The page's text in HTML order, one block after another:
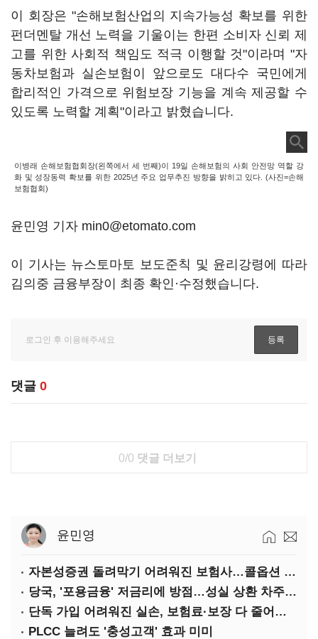
이 회장은 "손해보험산업의 지속가능성 확보를 위한
펀더멘탈 개선 노력을 기울이는 한편 소비자 신뢰 제
고를 위한 사회적 책임도 적극 이행할 것"이라며 "자
동차보험과 실손보험이 앞으로도 대다수 국민에게
합리적인 가격으로 위험보장 기능을 계속 제공할 수
있도록 노력할 계획"이라고 밝혔습니다.
이병래 손해보험협회장(왼쪽에서 세 번째)이 19일 손해보험의 사회 안전망 역할 강
화 및 성장동력 확보를 위한 2025년 주요 업무추진 방향을 밝히고 있다. (사진=손해
보험협회)
윤민영 기자 min0@etomato.com
이 기사는 뉴스토마토 보도준칙 및 윤리강령에 따라
김의중 금융부장이 최종 확인·수정했습니다.
댓글 0
0/0 댓글 더보기
윤민영
자본성증권 돌려막기 어려워진 보험사…콜옵션 부담 급증
당국, '포용금융' 저금리에 방점…성실 상환 차주는 '역차별'
단독 가입 어려워진 실손, 보험료·보장 다 줄어든 5세대는?
PLCC 늘려도 '충성고객' 효과 미미